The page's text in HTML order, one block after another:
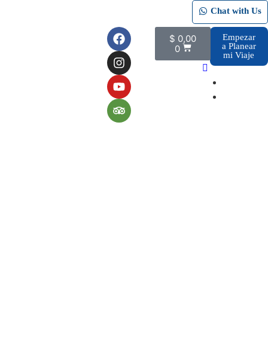
Chat with Us
Empezar
a Planear
mi Viaje
$ 0,00
0